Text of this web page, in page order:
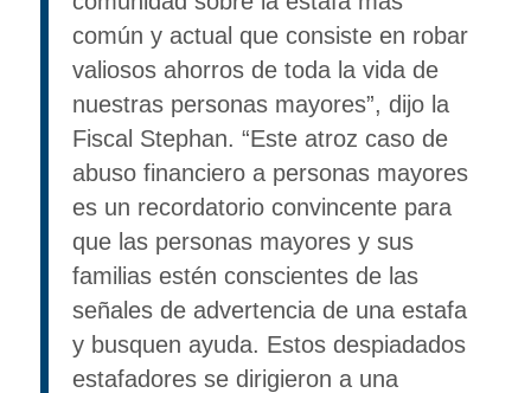
común y actual que consiste en robar
valiosos ahorros de toda la vida de
nuestras personas mayores”, dijo la
Fiscal Stephan. “Este atroz caso de
abuso financiero a personas mayores
es un recordatorio convincente para
que las personas mayores y sus
familias estén conscientes de las
señales de advertencia de una estafa
y busquen ayuda. Estos despiadados
estafadores se dirigieron a una